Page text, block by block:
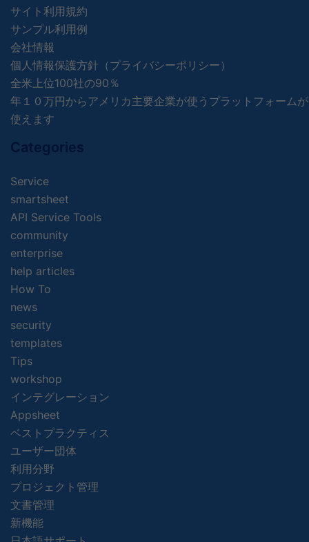
サイト利用規約
サンプル利用例
会社情報
個人情報保護方針（プライバシーポリシー）
全米上位100社の90％
年１０万円からアメリカ主要企業が使うプラットフォームが
使えます
Categories
Service
smartsheet
API Service Tools
community
enterprise
help articles
How To
news
security
templates
Tips
workshop
インテグレーション
Appsheet
ベストプラクティス
ユーザー団体
利用分野
プロジェクト管理
文書管理
新機能